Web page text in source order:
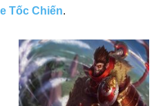
Tốc Chiến.